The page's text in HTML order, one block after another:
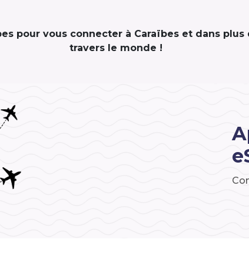
pour vous connecter à Caraïbes et dans plus
travers le monde !